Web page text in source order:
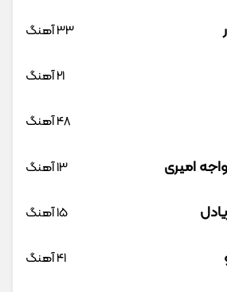
33 آهنگ
21 آهنگ
48 آهنگ
امیری 13 آهنگ
15 آهنگ
41 آهنگ